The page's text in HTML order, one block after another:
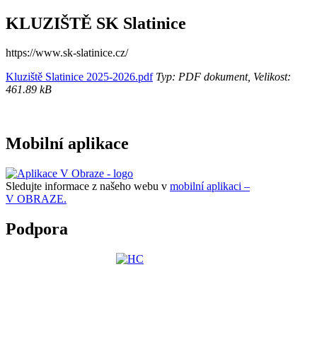
KLUZIŠTĚ SK Slatinice
https://www.sk-slatinice.cz/
Kluziště Slatinice 2025-2026.pdfTyp: PDF dokument, Velikost:
461.89 kB
Mobilní aplikace
Sledujte informace z našeho webu v mobilní aplikaci –
V OBRAZE.
Podpora